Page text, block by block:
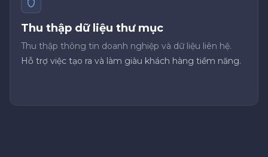
Thu thập dữ liệu thư mục
Thu thập thông tin doanh nghiệp và dữ liệu liên hệ.
Hỗ trợ việc tạo ra và làm giàu khách hàng tiềm năng.